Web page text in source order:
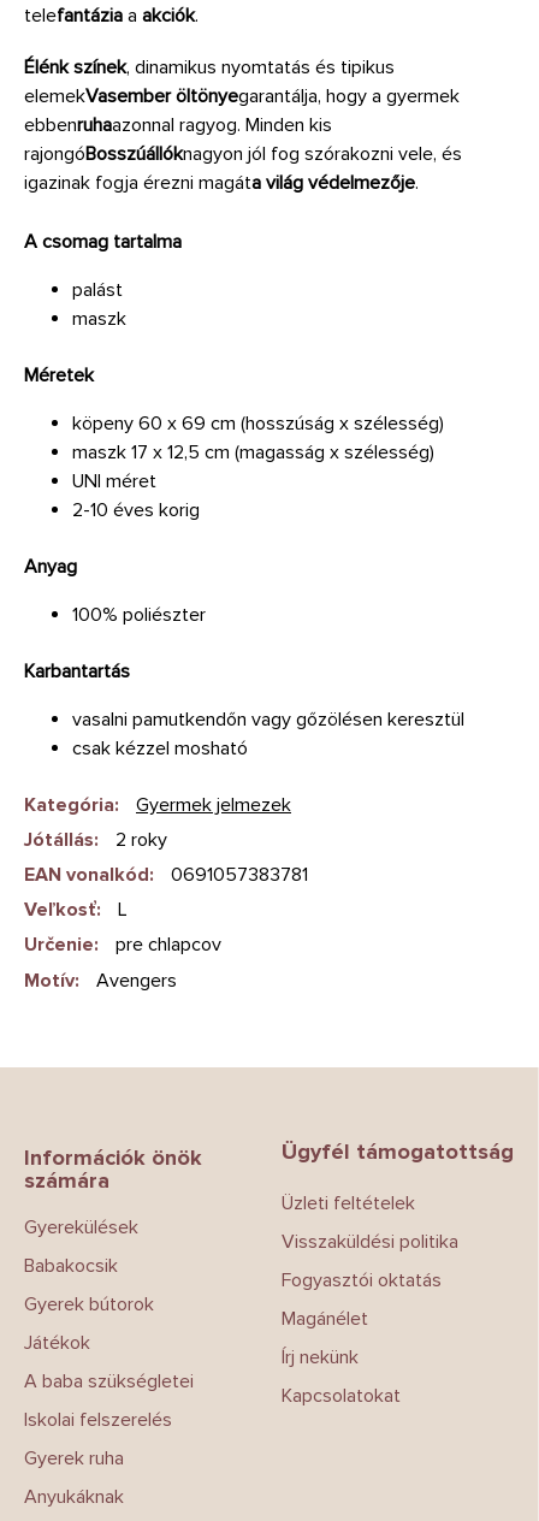
telefantázia a akciók.
Élénk színek, dinamikus nyomtatás és tipikus
elemekVasember öltönyegarantálja, hogy a gyermek
ebbenruhaazonnal ragyog. Minden kis
rajongóBosszúállóknagyon jól fog szórakozni vele, és
igazinak fogja érezni magáta világ védelmezője.
A csomag tartalma
palást
maszk
Méretek
köpeny 60 x 69 cm (hosszúság x szélesség)
maszk 17 x 12,5 cm (magasság x szélesség)
UNI méret
2-10 éves korig
Anyag
100% poliészter
Karbantartás
vasalni pamutkendőn vagy gőzölésen keresztül
csak kézzel mosható
Kategória:
Gyermek jelmezek
Jótállás:
2 roky
EAN vonalkód:
0691057383781
Veľkosť:
L
Určenie:
pre chlapcov
Motív: Avengers
Információk önök
számára
Gyerekülések
Babakocsik
Gyerek bútorok
Játékok
A baba szükségletei
Iskolai felszerelés
Gyerek ruha
Anyukáknak
Ügyfél támogatottság
Üzleti feltételek
Visszaküldési politika
Fogyasztói oktatás
Magánélet
Írj nekünk
Kapcsolatokat